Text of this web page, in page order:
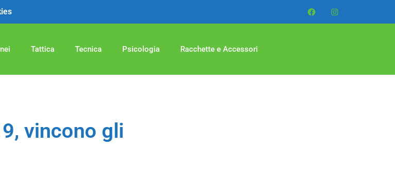
Tattica Tecnica Psicologia Racchette e Accessori
vincono gli